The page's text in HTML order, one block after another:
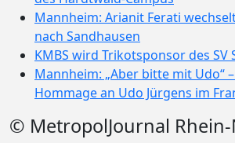
Mannheim: Arianit Ferati
nach Sandhausen
KMBS wird Trikotsponsor des SV
Mannheim: „Aber bitte mit Udo“
Hommage an Udo Jürgens im
© MetropolJournal